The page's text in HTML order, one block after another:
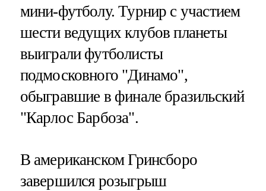
мини-футболу. Турнир с участием
шести ведущих клубов планеты
выиграли футболисты
подмосковного "Динамо",
обыгравшие в финале бразильский
"Карлос Барбоза".
В американском Гринсборо
завершился розыгрыш